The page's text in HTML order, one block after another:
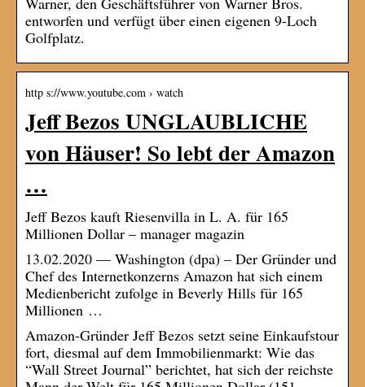
entworfen und verfügt über einen eigenen 9-Loch
Golfplatz.
http s://www.youtube.com › watch
Jeff Bezos UNGLAUBLICHE
von Häuser! So lebt der Amazon
…
Jeff Bezos kauft Riesenvilla in L. A. für 165
Millionen Dollar – manager magazin
13.02.2020 — Washington (dpa) – Der Gründer und
Chef des Internetkonzerns Amazon hat sich einem
Medienbericht zufolge in Beverly Hills für 165
Millionen …
Amazon-Gründer Jeff Bezos setzt seine Einkaufstour
fort, diesmal auf dem Immobilienmarkt: Wie das
“Wall Street Journal” berichtet, hat sich der reichste